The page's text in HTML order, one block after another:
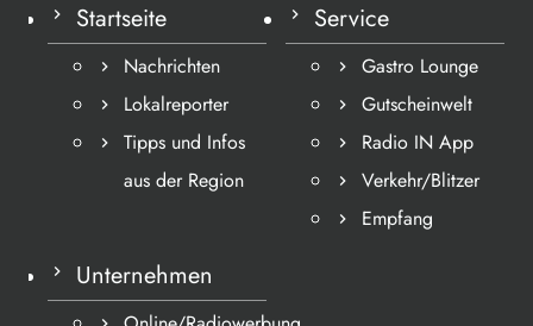
Startseite
Nachrichten
Lokalreporter
Tipps und Infos
aus der Region
Service
Gastro Lounge
Gutscheinwelt
Radio IN App
Verkehr/Blitzer
Empfang
Unternehmen